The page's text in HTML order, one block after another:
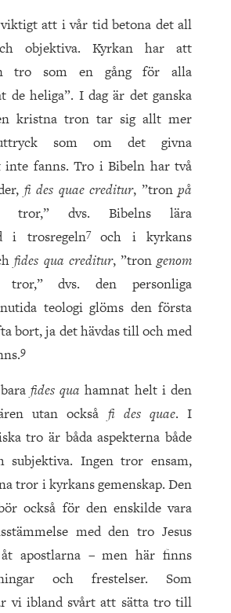
att i vår tid betona det all
objektiva. Kyrkan har att
tro som en gång för alla
de heliga”. I dag är det ganska
kristna tron tar sig allt mer
som om det givna
inte fanns. Tro i Bibeln har två
fi des quae creditur, ”tronpå
tror,” dvs. Bibelns lära
i trosregeln7 och i kyrkans
fides qua creditur, ”trongenom
dvs. den personliga
teologi glöms den första
bort, ja det hävdas till och med
9
fides quahamnat helt i den
utan också fi des quae. I
tro är båda aspekterna både
subjektiva. Ingen tror ensam,
tror i kyrkans gemenskap. Den
också för den enskilde vara
med den tro Jesus
åt apostlarna – men här finns
och frestelser. Som
vi ibland svårt att sätta tro till